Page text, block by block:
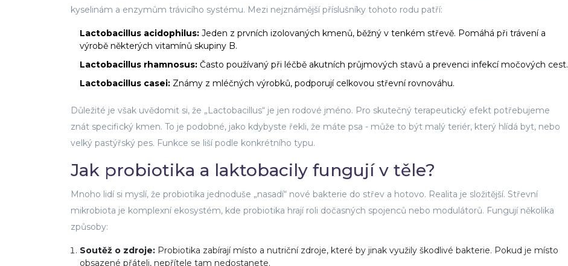
kyselinám a enzymům trávicího systému. Mezi nejznámější příslušníky tohoto rodu patří:
Lactobacillus acidophilus: Jeden z prvních izolovaných kmenů, běžný v tenkém střevě. Pomáhá při trávení a
výrobě některých vitamínů skupiny B.
Lactobacillus rhamnosus: Často používaný při léčbě akutních průjmových stavů a prevenci infekcí močových cest.
Lactobacillus casei: Známy z mléčných výrobků, podporují celkovou střevní rovnováhu.
Důležité je však uvědomit si, že „Lactobacillus“ je jen rodové jméno. Pro skutečný terapeutický efekt potřebujeme
znát specifický kmen. To je podobné, jako kdybyste řekli, že máte psa - může to být malý teriér, který hlídá byt, nebo
velký pastýřský pes. Funkce se liší podle konkrétního typu.
Jak probiotika a laktobacily fungují v těle?
Mnoho lidí si myslí, že probiotika jednoduše „nasadí“ nové bakterie do střev a hotovo. Realita je složitější. Střevní
mikrobiota je komplexní ekosystém, kde probiotika hrají roli dočasných spojenců nebo modulátorů. Fungují několika
způsoby:
Soutěž o zdroje: Probiotika zabírají místo a nutriční zdroje, které by jinak využily škodlivé bakterie. Pokud je místo
obsazené přáteli, nepřítele tam nedostanete.